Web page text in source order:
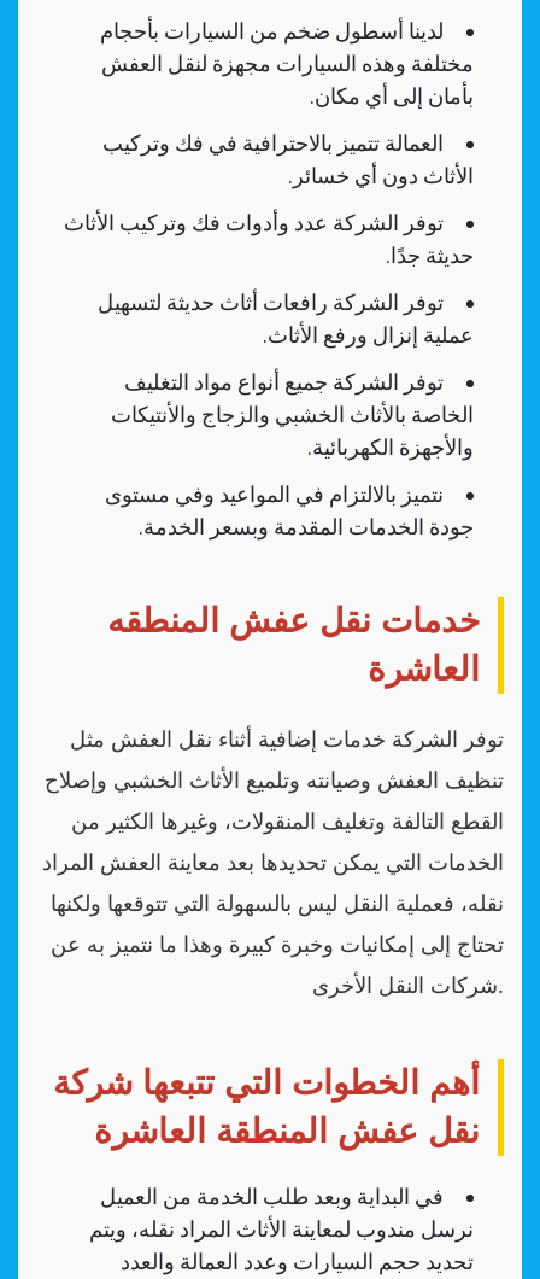
لدينا أسطول ضخم من السيارات بأحجام
مختلفة وهذه السيارات مجهزة لنقل العفش
بأمان إلى أي مكان.
العمالة تتميز بالاحترافية في فك وتركيب
الأثاث دون أي خسائر.
توفر الشركة عدد وأدوات فك وتركيب الأثاث
حديثة جدًا.
توفر الشركة رافعات أثاث حديثة لتسهيل
عملية إنزال ورفع الأثاث.
توفر الشركة جميع أنواع مواد التغليف
الخاصة بالأثاث الخشبي والزجاج والأنتيكات
والأجهزة الكهربائية.
نتميز بالالتزام في المواعيد وفي مستوى
جودة الخدمات المقدمة وبسعر الخدمة.
خدمات نقل عفش المنطقه
العاشرة
توفر الشركة خدمات إضافية أثناء نقل العفش مثل
تنظيف العفش وصيانته وتلميع الأثاث الخشبي وإصلاح
القطع التالفة وتغليف المنقولات، وغيرها الكثير من
الخدمات التي يمكن تحديدها بعد معاينة العفش المراد
نقله، فعملية النقل ليس بالسهولة التي تتوقعها ولكنها
تحتاج إلى إمكانيات وخبرة كبيرة وهذا ما نتميز به عن
شركات النقل الأخرى.
أهم الخطوات التي تتبعها شركة
نقل عفش المنطقة العاشرة
في البداية وبعد طلب الخدمة من العميل
نرسل مندوب لمعاينة الأثاث المراد نقله، ويتم
تحديد حجم السيارات وعدد العمالة والعدد